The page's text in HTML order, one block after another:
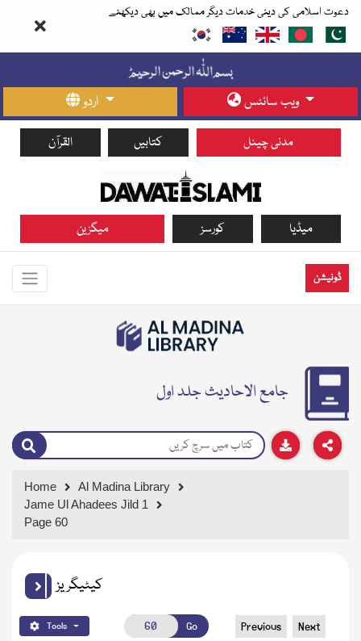
دعوت اسلامی کی دینی خدمات دیگر ممالک میں بھی دیکھئے
اردو ویب سائٹس
القرآن کتابیں مدنی چینل
میگزین کورسز میڈیا
ڈونیشن
جامع الاحادیث جلد اول
Home
Al Madina Library
Jame Ul Ahadees Jild 1
Page 60
کیٹیگریز
Tools Go Previous Next